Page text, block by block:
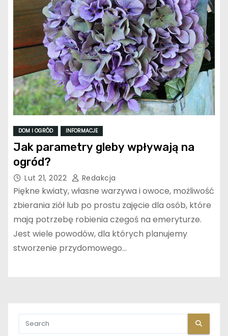
DOM I OGRÓD INFORMACJE
Jak parametry gleby wpływają na
ogród?
Lut 21, 2022 Redakcja
Piękne kwiaty, własne warzywa i owoce, możliwość
zbierania ziół lub po prostu zajęcie dla osób, które
mają potrzebę robienia czegoś na emeryturze.
Jest wiele powodów, dla których planujemy
stworzenie przydomowego…